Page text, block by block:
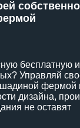
бесплатную
Управляй
фермой
дизайна,
не оставят